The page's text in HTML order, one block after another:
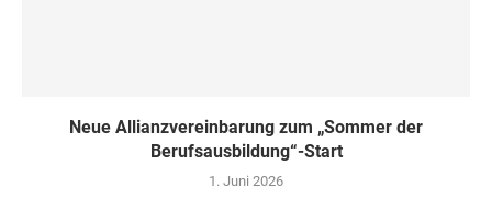
Neue Allianzvereinbarung zum „Sommer der
Berufsausbildung“-Start
1. Juni 2026